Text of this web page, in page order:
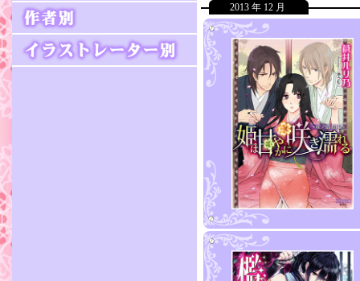
2013 年 12 月